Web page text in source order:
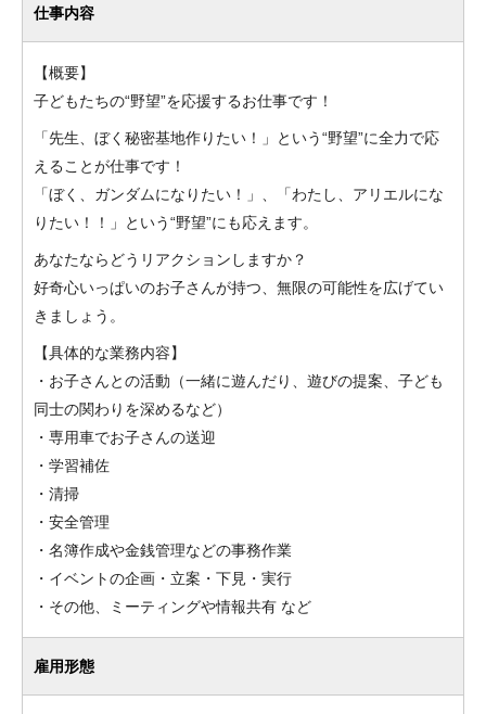
仕事内容
【概要】
子どもたちの“野望”を応援するお仕事です！
「先生、ぼく秘密基地作りたい！」という“野望”に全力で応
えることが仕事です！
「ぼく、ガンダムになりたい！」、「わたし、アリエルにな
りたい！！」という“野望”にも応えます。
あなたならどうリアクションしますか？
好奇心いっぱいのお子さんが持つ、無限の可能性を広げてい
きましょう。
【具体的な業務内容】
・お子さんとの活動（一緒に遊んだり、遊びの提案、子ども
同士の関わりを深めるなど）
・専用車でお子さんの送迎
・学習補佐
・清掃
・安全管理
・名簿作成や金銭管理などの事務作業
・イベントの企画・立案・下見・実行
・その他、ミーティングや情報共有 など
雇用形態